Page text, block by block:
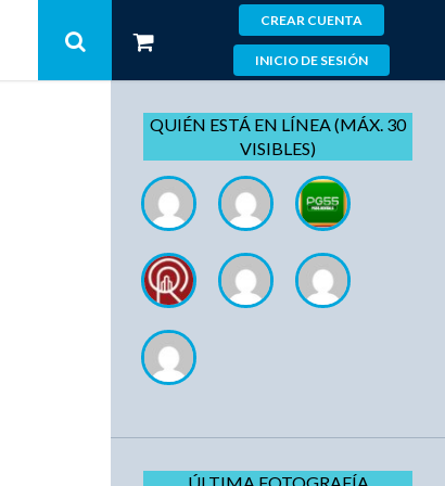
CREAR CUENTA
INICIO DE SESIÓN
QUIÉN ESTÁ EN LÍNEA (MÁX. 30
VISIBLES)